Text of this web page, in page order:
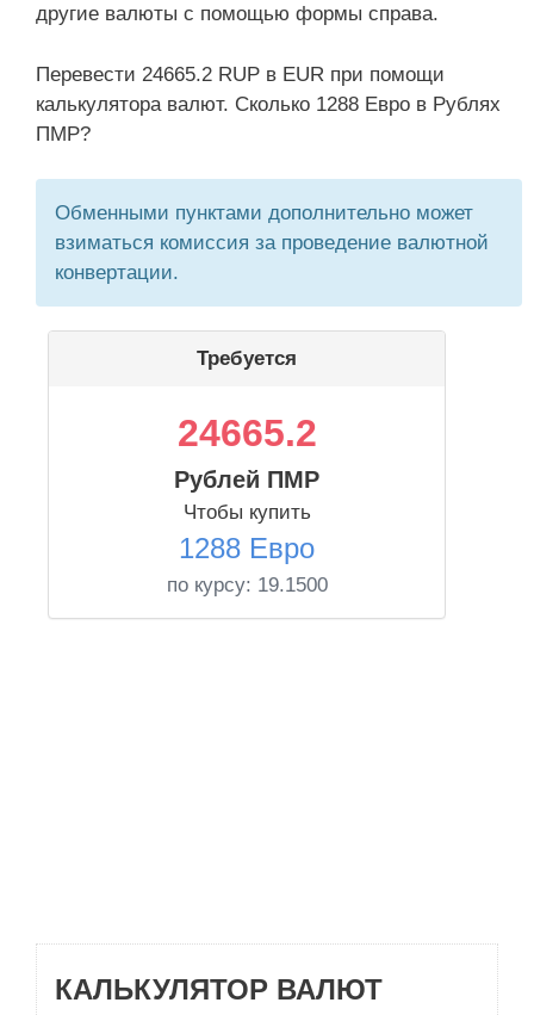
другие валюты с помощью формы справа.
Перевести 24665.2 RUP в EUR при помощи
калькулятора валют. Сколько 1288 Евро в Рублях
ПМР?
Обменными пунктами дополнительно может
взиматься комиссия за проведение валютной
конвертации.
Требуется
24665.2
Рублей ПМР
Чтобы купить
1288 Евро
по курсу: 19.1500
КАЛЬКУЛЯТОР ВАЛЮТ